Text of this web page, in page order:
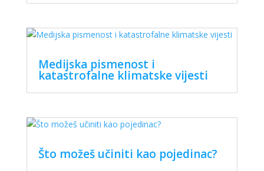
Medijska pismenost i
katastrofalne klimatske vijesti
Što možeš učiniti kao pojedinac?